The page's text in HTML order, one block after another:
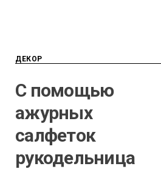
ДЕКОР
С помощью
ажурных
салфеток
рукодельница